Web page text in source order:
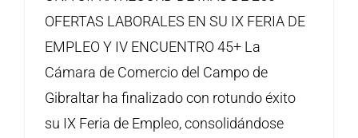
OFERTAS LABORALES EN SU IX FERIA DE
EMPLEO Y IV ENCUENTRO 45+ La
Cámara de Comercio del Campo de
Gibraltar ha finalizado con rotundo éxito
su IX Feria de Empleo, consolidándose